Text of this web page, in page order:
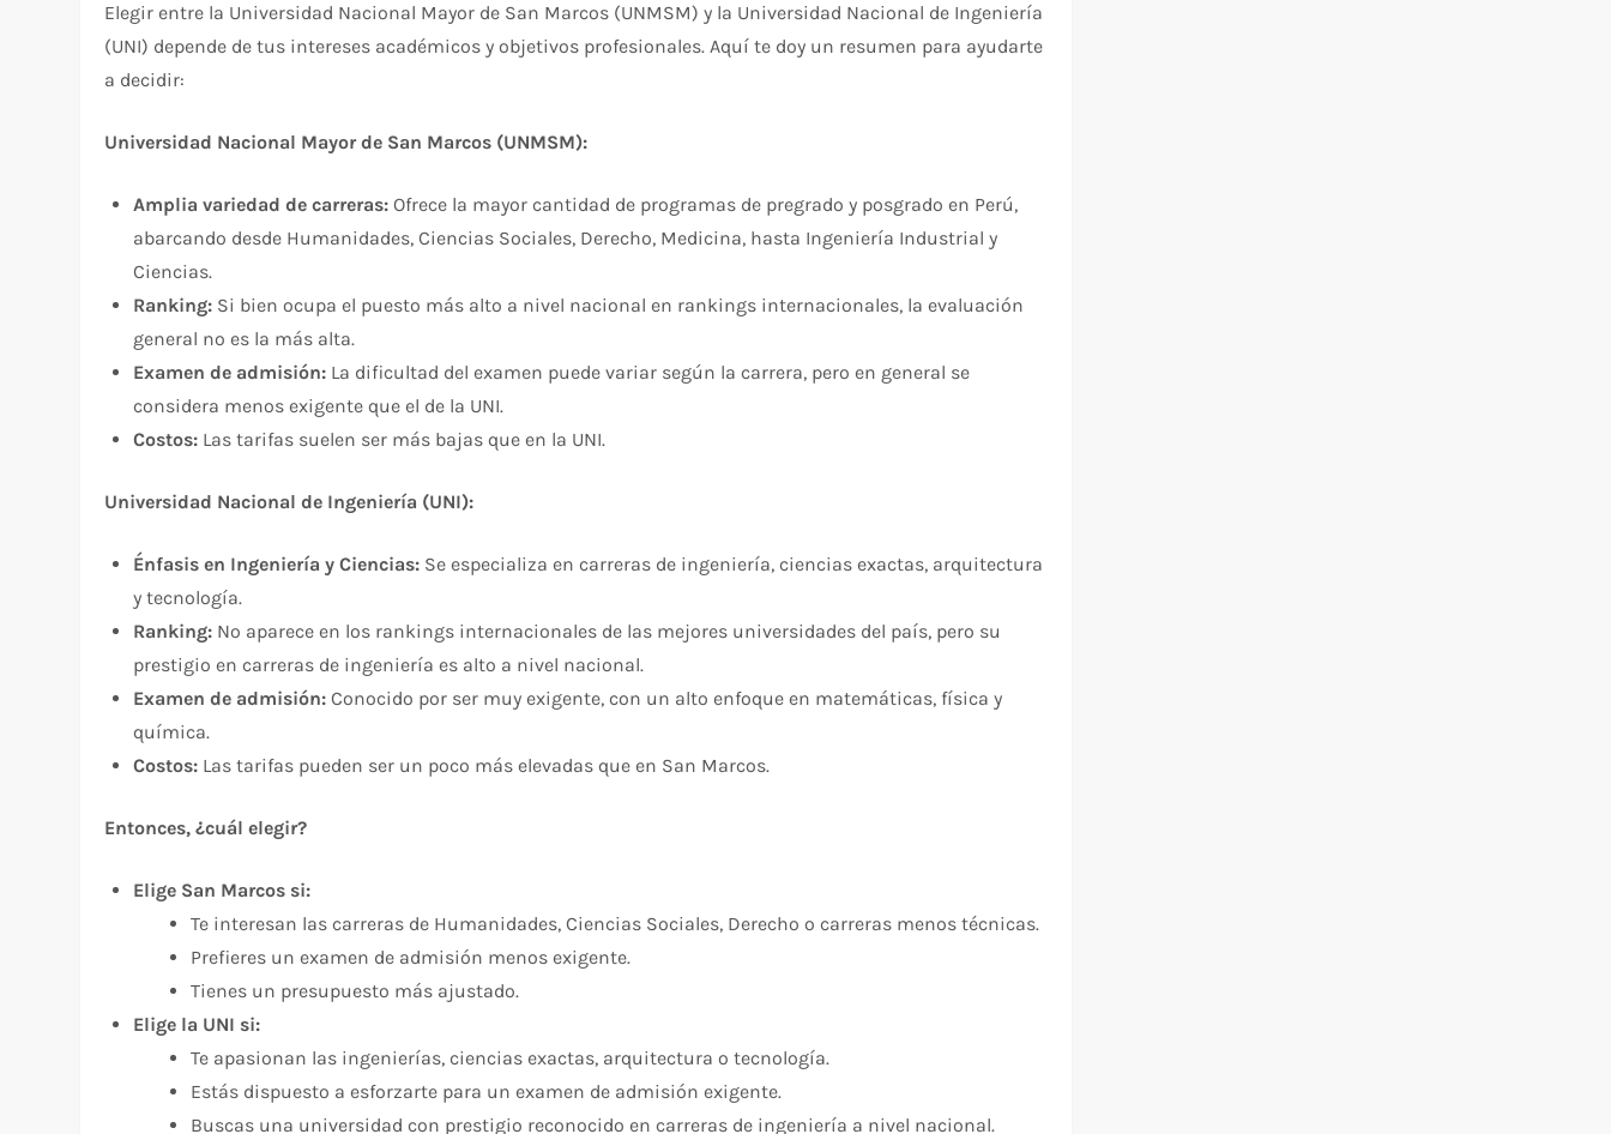
Elegir entre la Universidad Nacional Mayor de San Marcos (UNMSM) y la Universidad Nacional de Ingeniería
(UNI) depende de tus intereses académicos y objetivos profesionales. Aquí te doy un resumen para ayudarte
a decidir:
Universidad Nacional Mayor de San Marcos (UNMSM):
Amplia variedad de carreras: Ofrece la mayor cantidad de programas de pregrado y posgrado en Perú,
abarcando desde Humanidades, Ciencias Sociales, Derecho, Medicina, hasta Ingeniería Industrial y
Ciencias.
Ranking: Si bien ocupa el puesto más alto a nivel nacional en rankings internacionales, la evaluación
general no es la más alta.
Examen de admisión: La dificultad del examen puede variar según la carrera, pero en general se
considera menos exigente que el de la UNI.
Costos: Las tarifas suelen ser más bajas que en la UNI.
Universidad Nacional de Ingeniería (UNI):
Énfasis en Ingeniería y Ciencias: Se especializa en carreras de ingeniería, ciencias exactas, arquitectura
y tecnología.
Ranking: No aparece en los rankings internacionales de las mejores universidades del país, pero su
prestigio en carreras de ingeniería es alto a nivel nacional.
Examen de admisión: Conocido por ser muy exigente, con un alto enfoque en matemáticas, física y
química.
Costos: Las tarifas pueden ser un poco más elevadas que en San Marcos.
Entonces, ¿cuál elegir?
Elige San Marcos si:
Te interesan las carreras de Humanidades, Ciencias Sociales, Derecho o carreras menos técnicas.
Prefieres un examen de admisión menos exigente.
Tienes un presupuesto más ajustado.
Elige la UNI si:
Te apasionan las ingenierías, ciencias exactas, arquitectura o tecnología.
Estás dispuesto a esforzarte para un examen de admisión exigente.
Buscas una universidad con prestigio reconocido en carreras de ingeniería a nivel nacional.